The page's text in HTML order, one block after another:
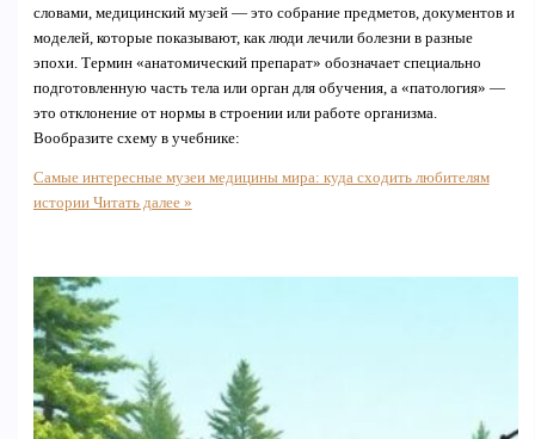
словами, медицинский музей — это собрание предметов, документов и
моделей, которые показывают, как люди лечили болезни в разные
эпохи. Термин «анатомический препарат» обозначает специально
подготовленную часть тела или орган для обучения, а «патология» —
это отклонение от нормы в строении или работе организма.
Вообразите схему в учебнике:
Самые интересные музеи медицины мира: куда сходить любителям
историиЧитать далее »